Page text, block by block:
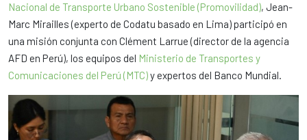
Nacional de Transporte Urbano Sostenible (Promovilidad), Jean-
Marc Mirailles (experto de Codatu basado en Lima) participó en
una misión conjunta con Clément Larrue (director de la agencia
AFD en Perú), los equipos del Ministerio de Transportes y
Comunicaciones del Perú (MTC)y expertos del Banco Mundial.